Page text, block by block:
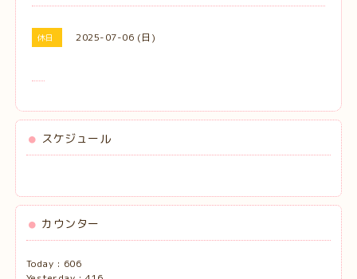
休日 2025-07-06 (日)
スケジュール
カウンター
Today : 606